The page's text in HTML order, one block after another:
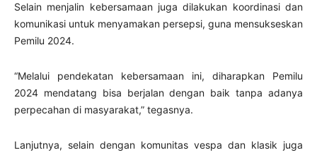
Selain menjalin kebersamaan juga dilakukan koordinasi dan
komunikasi untuk menyamakan persepsi, guna mensukseskan
Pemilu 2024.
“Melalui pendekatan kebersamaan ini, diharapkan Pemilu
2024 mendatang bisa berjalan dengan baik tanpa adanya
perpecahan di masyarakat,” tegasnya.
Lanjutnya, selain dengan komunitas vespa dan klasik juga